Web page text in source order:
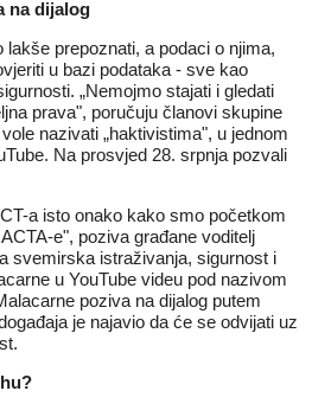
na dijalog
lakše prepoznati, a podaci o njima,
u bazi podataka - sve kao
„Nemojmo stajati i gledati
prava", poručuju članovi skupine
nazivati „haktivistima", u jednom
Na prosvjed 28. srpnja pozvali
a isto onako kako smo početkom
e", poziva građane voditelj
svemirska istraživanja, sigurnost i
u YouTube videu pod nazivom
poziva na dijalog putem
je najavio da će se odvijati uz